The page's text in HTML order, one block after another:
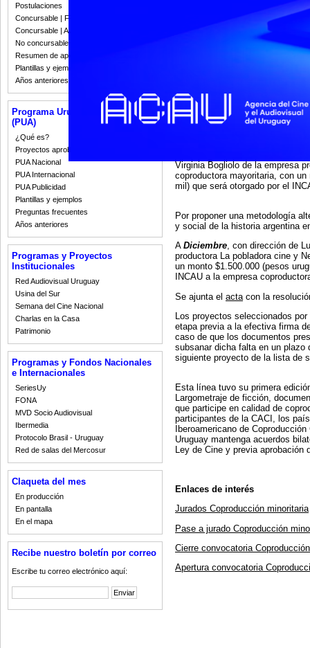
Postulaciones
Concursable | Fallos 2023
Concursable | Actas y Resoluciones
No concursable | Actas y Resoluciones
Resumen de apoyos 2008-2022
Plantillas y ejemplos
Años anteriores
Programa Uruguay Audiovisual
(PUA)
¿Qué es?
Proyectos aprobados
PUA Nacional
PUA Internacional
PUA Publicidad
Plantillas y ejemplos
Preguntas frecuentes
Años anteriores
Programas y Proyectos
Institucionales
Red Audiovisual Uruguay
Usina del Sur
Semana del Cine Nacional
Charlas en la Casa
Patrimonio
Programas y Fondos Nacionales
e Internacionales
SeriesUy
FONA
MVD Socio Audiovisual
Ibermedia
Protocolo Brasil - Uruguay
Red de salas del Mercosur
Claqueta del mes
En producción
En pantalla
En el mapa
Recibe nuestro boletín por correo
Escribe tu correo electrónico aquí:
Por la eficacia con la que
un momento específico de la
del Rock and Roll, la represión
¿Quién mató a Narciso?, con
minoritaria uruguaya.
Por la sutileza con la que se
Virginia Bogliolo de la empresa
coproductora mayoritaria, con
mil) que será otorgado por el
Por proponer una metodología
y social de la historia argentina
A Diciembre, con dirección de
productora La pobladora cine y
un monto $1.500.000 (pesos
INCAU a la empresa
Se ajunta el acta con la
Los proyectos seleccionados
etapa previa a la efectiva firma
caso de que los documentos
subsanar dicha falta en un plazo
siguiente proyecto de la lista de
Esta línea tuvo su primera
Largometraje de ficción,
que participe en calidad de
participantes de la CACI, los
Iberoamericano de
Uruguay mantenga acuerdos
Ley de Cine y previa aprobación
Enlaces de interés
Jurados Coproducción minoritaria
Pase a jurado Coproducción
Cierre convocatoria
Apertura convocatoria